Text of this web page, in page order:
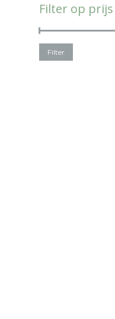
Filter op prijs
Filter